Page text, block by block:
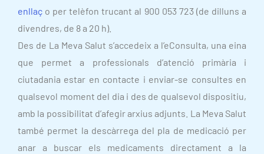
enllaç o per telèfon trucant al 900 053 723 (de dilluns a
divendres, de 8 a 20 h).
Des de La Meva Salut s’accedeix a l’eConsulta, una eina
que permet a professionals d’atenció primària i
ciutadania estar en contacte i enviar-se consultes en
qualsevol moment del dia i des de qualsevol dispositiu,
amb la possibilitat d’afegir arxius adjunts. La Meva Salut
també permet la descàrrega del pla de medicació per
anar a buscar els medicaments directament a la